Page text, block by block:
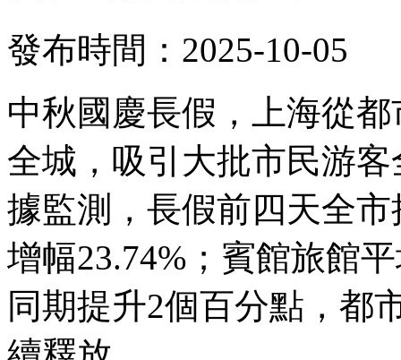
發布時間：2025-10-05
中秋國慶長假，上海從
全城，吸引大批市民游
據監測，長假前四天全
增幅23.74%；賓館旅館
同期提升2個百分點，都